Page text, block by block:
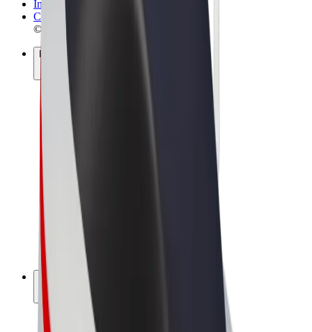
Integritet
Cookies
© 2026 Bolt Technology OÜ
Produkter
Resor
Scootrar
Bolt Market
Bolt Food
Bolt Drive
Bolt for Business
Elcyklar
Bolt Plus
Tjäna pengar med Bolt